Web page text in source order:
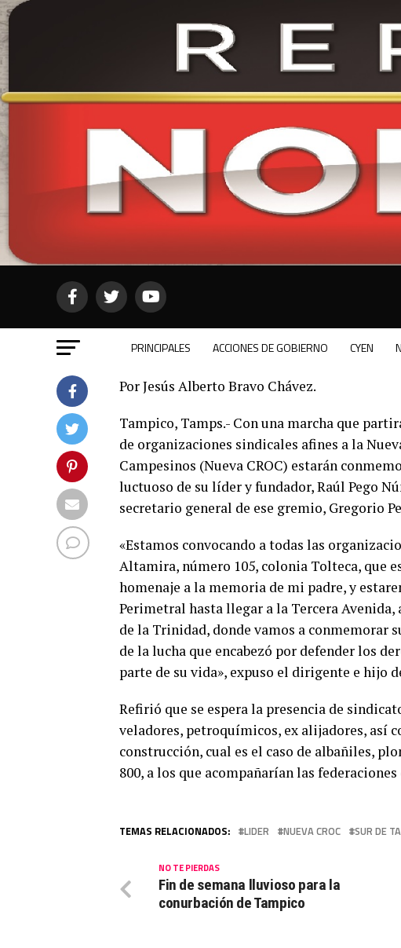
PRINCIPALES ACCIONES DE GOBIERNO CYEN
Por Jesús Alberto Bravo Chávez.
Tampico, Tamps.- Con una marcha que
de organizaciones sindicales afines a la
Campesinos (Nueva CROC) estarán
luctuoso de su líder y fundador, Raúl Pego
secretario general de ese gremio, Gregorio
«Estamos convocando a todas las
Altamira, número 105, colonia Tolteca, que
homenaje a la memoria de mi padre, y
Perimetral hasta llegar a la Tercera
de la Trinidad, donde vamos a conmemorar
de la lucha que encabezó por defender los
parte de su vida», expuso el dirigente e hijo
Refirió que se espera la presencia de
veladores, petroquímicos, ex alijadores, así
construcción, cual es el caso de albañiles,
800, a los que acompañarían las
TEMAS RELACIONADOS: LIDER NUEVA CROC SUR DE
NO TE PIERDAS
Fin de semana lluvioso para la
conurbación de Tampico